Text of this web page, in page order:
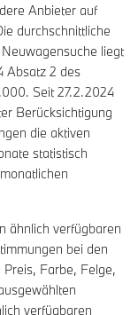
Anbieter auf
durchschnittliche
liegt
Absatz 2 des
Seit 27.2.2024
Berücksichtigung
die aktiven
statistisch
ähnlich verfügbaren
bei den
Farbe, Felge,
verfügbaren